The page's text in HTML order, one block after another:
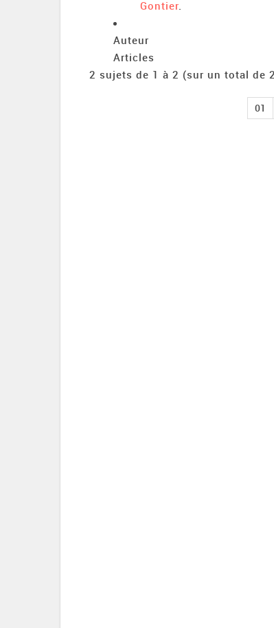
Gontier.
Auteur
Articles
2 sujets de 1 à 2 (sur un total de
01